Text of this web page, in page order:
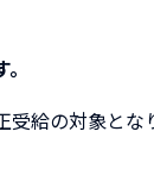
給の対象とな